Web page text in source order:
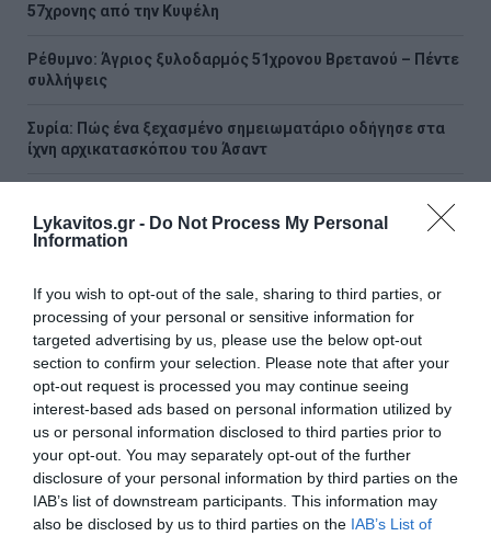
Lykavitos.gr - Do Not Process My Personal
Information
If you wish to opt-out of the sale, sharing to third parties, or
processing of your personal or sensitive information for
targeted advertising by us, please use the below opt-out
section to confirm your selection. Please note that after your
opt-out request is processed you may continue seeing
interest-based ads based on personal information utilized by
us or personal information disclosed to third parties prior to
your opt-out. You may separately opt-out of the further
disclosure of your personal information by third parties on the
IAB’s list of downstream participants. This information may
also be disclosed by us to third parties on the IAB’s List of
57χρονης από την Κυψέλη
Ρέθυμνο: Άγριος ξυλοδαρμός 51χρονου Βρετανού – Πέντε
συλλήψεις
Συρία: Πώς ένα ξεχασμένο σημειωματάριο οδήγησε στα
ίχνη αρχικατασκόπου του Άσαντ
Αυτοί είναι οι έξι όροι του Ιράν προς τις ΗΠΑ για τα Στενά
Αλεξανδρούπολη: Χωρίς τις αισθήσεις του ανασύρθηκε
77χρονος από πηγάδι
Red Code για πολύ υψηλό κίνδυνο φωτιάς σε έξι
Περιφέρειες
ΟΛΕΣ ΟΙ ΕΙΔΗΣΕΙΣ →
διαβάστε ακόμη